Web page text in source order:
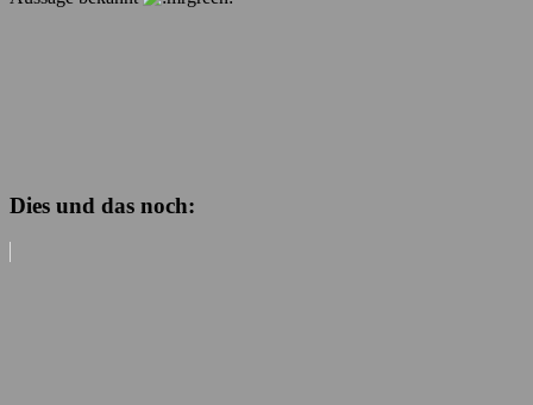
Dies und das noch: